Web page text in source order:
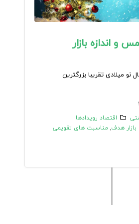
و اندازه بازار
میلادی تقریبا بزرگترین
اقتصاد رویدادها
بازار هدف, مناسبت های تقویمی